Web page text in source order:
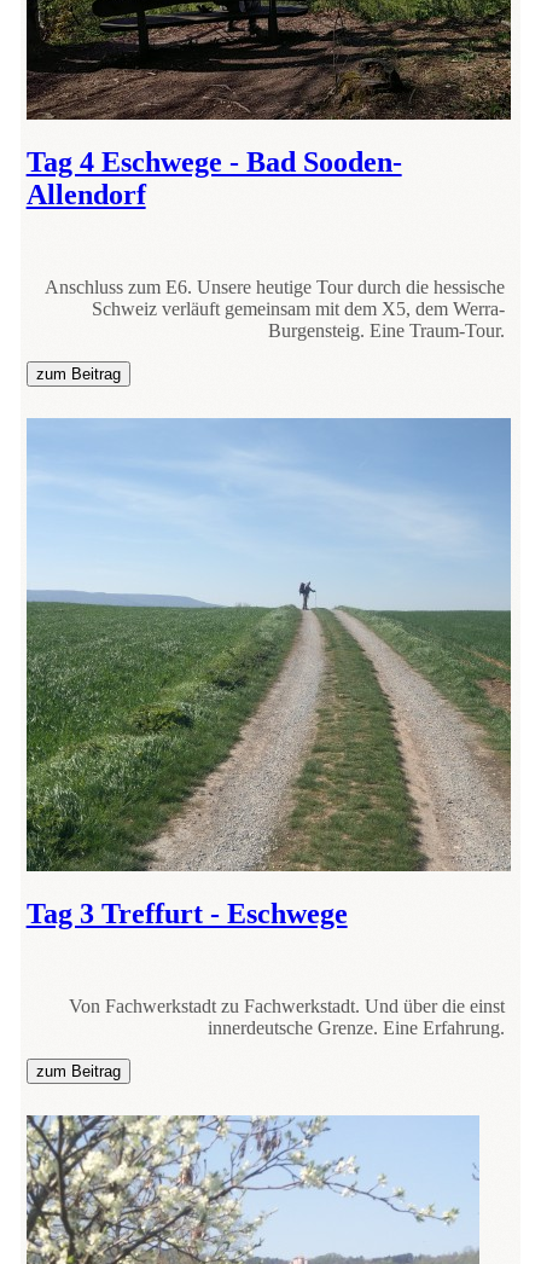
Tag 4 Eschwege - Bad Sooden-
Allendorf
Anschluss zum E6. Unsere heutige Tour durch die hessische
Schweiz verläuft gemeinsam mit dem X5, dem Werra-
Burgensteig. Eine Traum-Tour.
zum Beitrag
Tag 3 Treffurt - Eschwege
Von Fachwerkstadt zu Fachwerkstadt. Und über die einst
innerdeutsche Grenze. Eine Erfahrung.
zum Beitrag